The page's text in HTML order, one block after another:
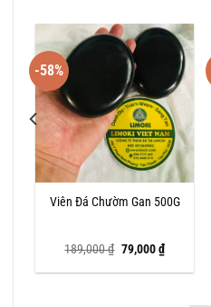
-58%
Viên Đá Chườm Gan 500G
189,000₫ Giá
gốc
là:
79,000₫Giá
hiện
tại